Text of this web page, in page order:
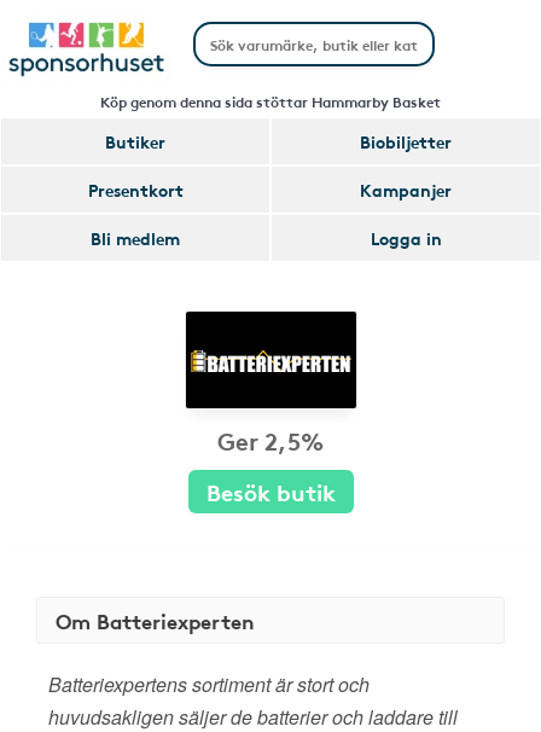
Köp genom denna sida stöttar Hammarby Basket
Butiker
Biobiljetter
Presentkort
Kampanjer
Bli medlem
Logga in
Ger 2,5%
Besök butik
Om Batteriexperten
Batteriexpertens sortiment är stort och
huvudsakligen säljer de batterier och laddare till